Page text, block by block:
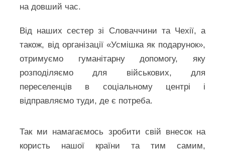
на довший час.
Від наших сестер зі Словаччини та Чехії, а
також, від організації «Усмішка як подарунок»,
отримуємо гуманітарну допомогу, яку
розподіляємо для військових, для
переселенців в соціальному центрі і
відправляємо туди, де є потреба.
Так ми намагаємось зробити свій внесок на
користь нашої країни та тим самим,